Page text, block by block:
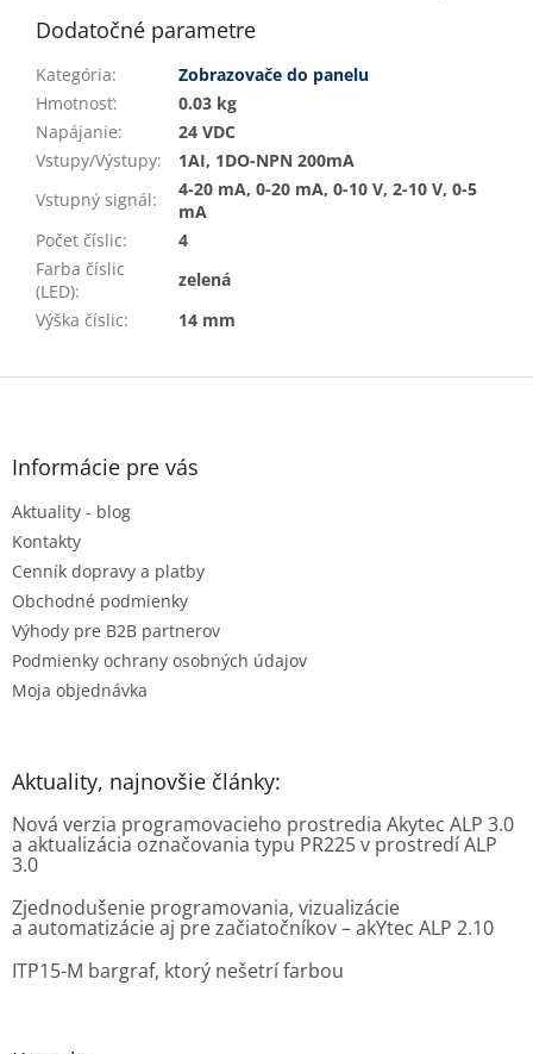
Dodatočné parametre
Kategória:
Zobrazovače do panelu
Hmotnosť:
0.03 kg
Napájanie:
24 VDC
Vstupy/Výstupy:
1AI, 1DO-NPN 200mA
Vstupný signál:
4-20 mA, 0-20 mA, 0-10 V, 2-10 V, 0-5
mA
Počet číslic:
4
Farba číslic
(LED):
zelená
Výška číslic: 14 mm
Z
Informácie pre vás
Aktuality - blog
Kontakty
Cenník dopravy a platby
Obchodné podmienky
Výhody pre B2B partnerov
Podmienky ochrany osobných údajov
Moja objednávka
Aktuality, najnovšie články:
Nová verzia programovacieho prostredia Akytec ALP 3.0
a aktualizácia označovania typu PR225 v prostredí ALP
3.0
Zjednodušenie programovania, vizualizácie
a automatizácie aj pre začiatočníkov – akYtec ALP 2.10
ITP15-M bargraf, ktorý nešetrí farbou